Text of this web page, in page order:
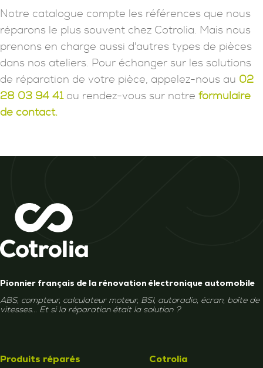
Notre catalogue compte les références que nous
réparons le plus souvent chez Cotrolia. Mais nous
prenons en charge aussi d'autres types de pièces
dans nos ateliers. Pour échanger sur les solutions
de réparation de votre pièce, appelez-nous au 02
28 03 94 41ou rendez-vous sur notre formulaire
de contact.
Pionnier français de la rénovation électronique automobile
ABS, compteur, calculateur moteur, BSI, autoradio, écran, boîte de
vitesses... Et si la réparation était la solution ?
Produits réparés Cotrolia